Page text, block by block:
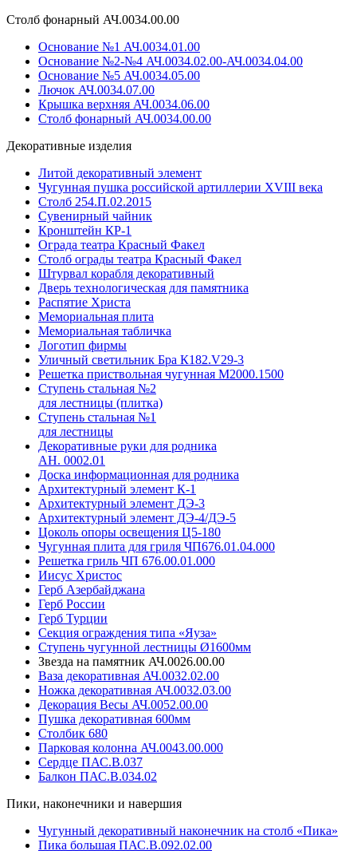
Столб фонарный АЧ.0034.00.00
Основание №1 АЧ.0034.01.00
Основание №2-№4 АЧ.0034.02.00-АЧ.0034.04.00
Основание №5 АЧ.0034.05.00
Лючок АЧ.0034.07.00
Крышка верхняя АЧ.0034.06.00
Столб фонарный АЧ.0034.00.00
Декоративные изделия
Литой декоративный элемент
Чугунная пушка российской артиллерии XVIII века
Столб 254.П.02.2015
Сувенирный чайник
Кронштейн КР-1
Ограда театра Красный Факел
Столб ограды театра Красный Факел
Штурвал корабля декоративный
Дверь технологическая для памятника
Распятие Христа
Мемориальная плита
Мемориальная табличка
Логотип фирмы
Уличный светильник Бра К182.V29-3
Решетка приствольная чугунная М2000.1500
Ступень стальная №2
для лестницы (плитка)
Ступень стальная №1
для лестницы
Декоративные руки для родника
АН. 0002.01
Доска информационная для родника
Архитектурный элемент К-1
Архитектурный элемент ДЭ-3
Архитектурный элемент ДЭ-4/ДЭ-5
Цоколь опоры освещения Ц5-180
Чугунная плита для гриля ЧП676.01.04.000
Решетка гриль ЧП 676.00.01.000
Иисус Христос
Герб Азербайджана
Герб России
Герб Турции
Секция ограждения типа «Яуза»
Ступень чугунной лестницы Ø1600мм
Звезда на памятник АЧ.0026.00.00
Ваза декоративная АЧ.0032.02.00
Ножка декоративная АЧ.0032.03.00
Декорация Весы АЧ.0052.00.00
Пушка декоративная 600мм
Столбик 680
Парковая колонна АЧ.0043.00.000
Сердце ПАС.В.037
Балкон ПАС.В.034.02
Пики, наконечники и навершия
Чугунный декоративный наконечник на столб «Пика»
Пика большая ПАС.В.092.02.00